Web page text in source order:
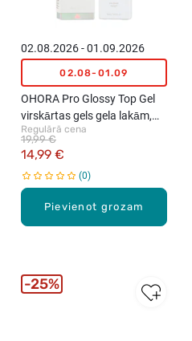
Pievienot grozam
02.08.2026 - 01.09.2026
02.08-01.09
OHORA Pro Glossy Top Gel
virskārtas gels gela lakām,
10ml
Regulārā cena
14,99 €
19,99 €
0
25%